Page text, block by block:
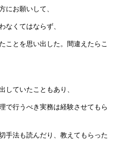
にお願いして、
なくてはならず、
ことを思い出した。間違えたらこ
していたこともあり、
で行うべき実務は経験させてもら
手法も読んだり、教えてもらった